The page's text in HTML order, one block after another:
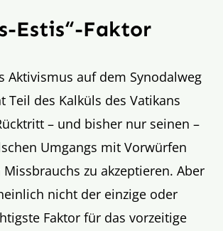
Estis“-Faktor
Aktivismus auf dem Synodalweg
Teil des Kalküls des Vatikans
– und bisher nur seinen –
Umgangs mit Vorwürfen
zu akzeptieren. Aber
nicht der einzige oder
Faktor für das vorzeitige